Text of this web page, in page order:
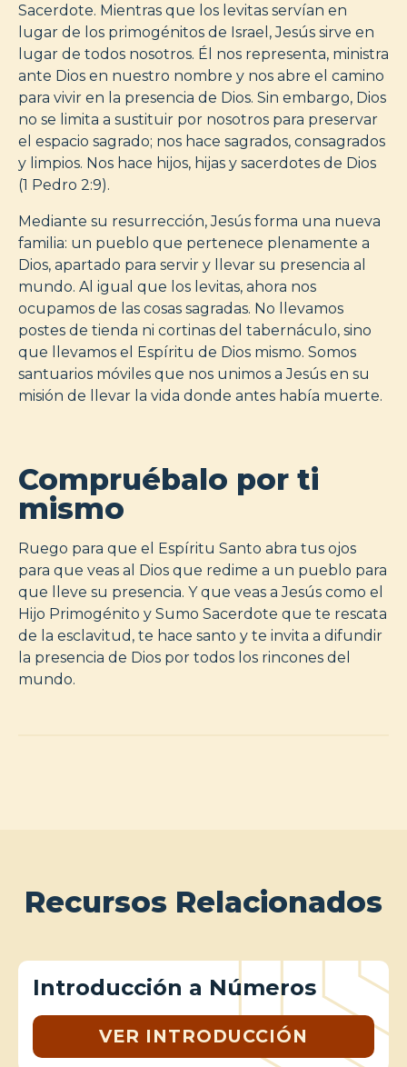
Sacerdote. Mientras que los levitas servían en
lugar de los primogénitos de Israel, Jesús sirve en
lugar de todos nosotros. Él nos representa, ministra
ante Dios en nuestro nombre y nos abre el camino
para vivir en la presencia de Dios. Sin embargo, Dios
no se limita a sustituir por nosotros para preservar
el espacio sagrado; nos hace sagrados, consagrados
y limpios. Nos hace hijos, hijas y sacerdotes de Dios
(1 Pedro 2:9).
Mediante su resurrección, Jesús forma una nueva
familia: un pueblo que pertenece plenamente a
Dios, apartado para servir y llevar su presencia al
mundo. Al igual que los levitas, ahora nos
ocupamos de las cosas sagradas. No llevamos
postes de tienda ni cortinas del tabernáculo, sino
que llevamos el Espíritu de Dios mismo. Somos
santuarios móviles que nos unimos a Jesús en su
misión de llevar la vida donde antes había muerte.
Compruébalo por ti
mismo
Ruego para que el Espíritu Santo abra tus ojos
para que veas al Dios que redime a un pueblo para
que lleve su presencia. Y que veas a Jesús como el
Hijo Primogénito y Sumo Sacerdote que te rescata
de la esclavitud, te hace santo y te invita a difundir
la presencia de Dios por todos los rincones del
mundo.
Recursos Relacionados
Introducción a Números
VER INTRODUCCIÓN